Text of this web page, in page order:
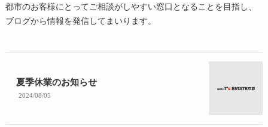
都市のお客様にとってご相談がしやすい窓口となることを目指し、
ブログから情報を発信してまいります。
夏季休業のお知らせ
2024/08/05